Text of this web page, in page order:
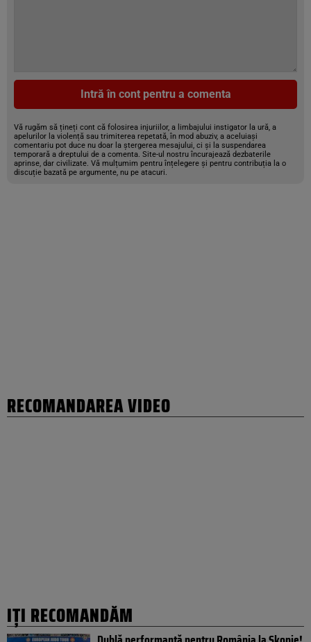
Intră în cont pentru a comenta
Vă rugăm să țineți cont că folosirea injuriilor, a limbajului instigator la ură, a
apelurilor la violență sau trimiterea repetată, în mod abuziv, a aceluiași
comentariu pot duce nu doar la ștergerea mesajului, ci și la suspendarea
temporară a dreptului de a comenta. Site-ul nostru încurajează dezbaterile
aprinse, dar civilizate. Vă mulțumim pentru înțelegere și pentru contribuția la o
discuție bazată pe argumente, nu pe atacuri.
RECOMANDAREA VIDEO
IȚI RECOMANDĂM